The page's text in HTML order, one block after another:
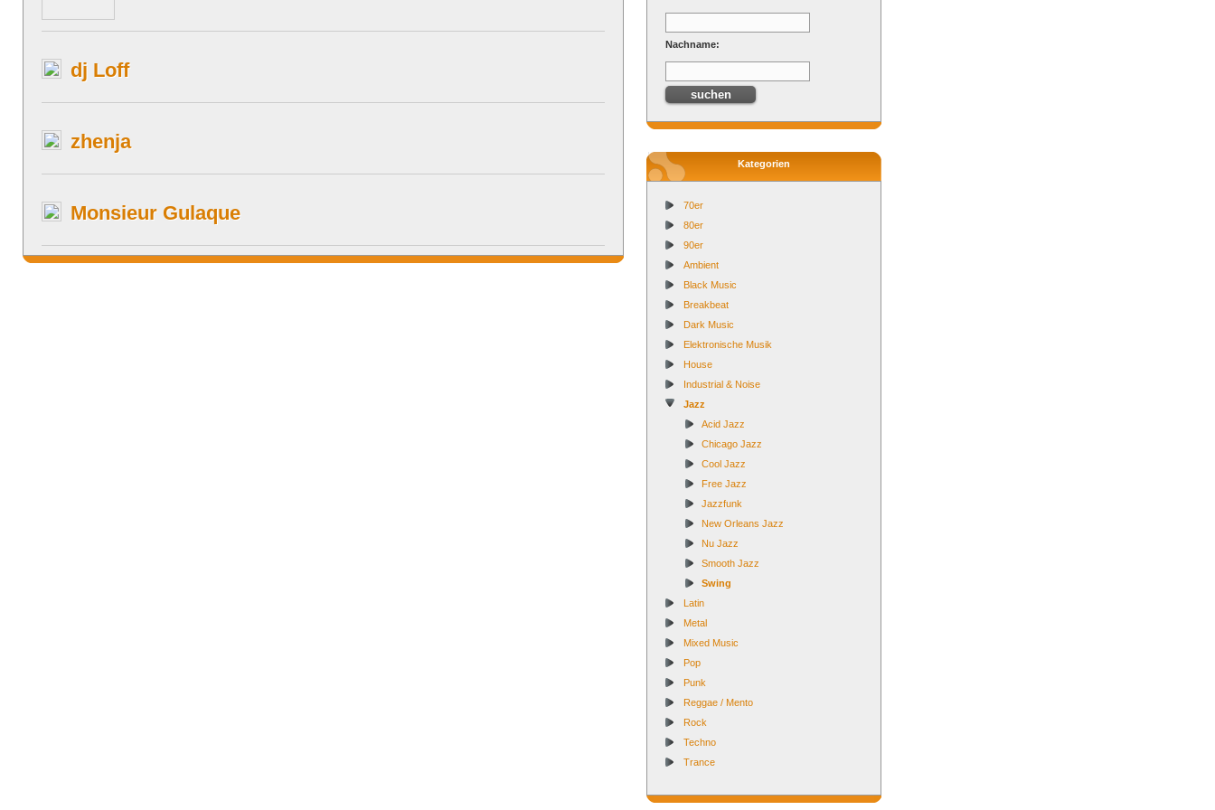
dj Loff
zhenja
Monsieur Gulaque
Nachname:
Kategorien
70er
80er
90er
Ambient
Black Music
Breakbeat
Dark Music
Elektronische Musik
House
Industrial & Noise
Jazz
Acid Jazz
Chicago Jazz
Cool Jazz
Free Jazz
Jazzfunk
New Orleans Jazz
Nu Jazz
Smooth Jazz
Swing
Latin
Metal
Mixed Music
Pop
Punk
Reggae / Mento
Rock
Techno
Trance